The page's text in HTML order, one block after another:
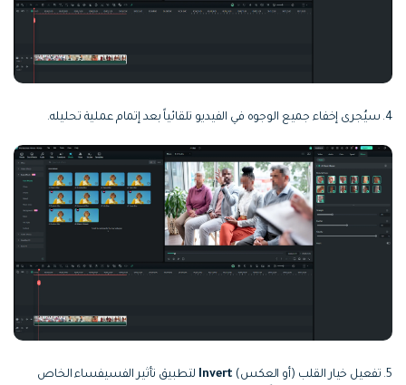
4. سيُجرى إخفاء جميع الوجوه في الفيديو تلقائياً بعد إتمام عملية تحليله.
5. تفعيل خيار القلب (أو العكس) Invert لتطبيق تأثير الفسيفساء الخاص